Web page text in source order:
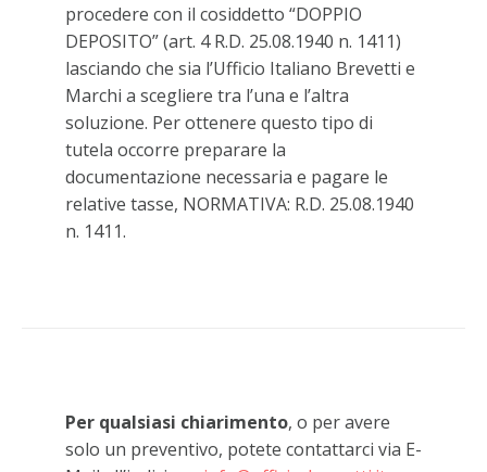
procedere con il cosiddetto “DOPPIO
DEPOSITO” (art. 4 R.D. 25.08.1940 n. 1411)
lasciando che sia l’Ufficio Italiano Brevetti e
Marchi a scegliere tra l’una e l’altra
soluzione. Per ottenere questo tipo di
tutela occorre preparare la
documentazione necessaria e pagare le
relative tasse, NORMATIVA: R.D. 25.08.1940
n. 1411.
Per qualsiasi chiarimento, o per avere
solo un preventivo, potete contattarci via E-